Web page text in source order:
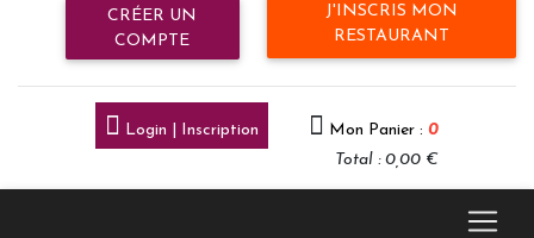
CRÉER UN
COMPTE
J'INSCRIS MON
RESTAURANT
Login | Inscription Mon Panier : 0
Total : 0,00 €